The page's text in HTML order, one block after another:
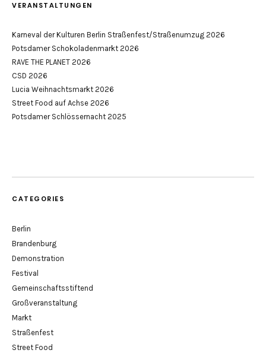
VERANSTALTUNGEN
Karneval der Kulturen Berlin Straßenfest/Straßenumzug 2026
Potsdamer Schokoladenmarkt 2026
RAVE THE PLANET 2026
CSD 2026
Lucia Weihnachtsmarkt 2026
Street Food auf Achse 2026
Potsdamer Schlössernacht 2025
CATEGORIES
Berlin
Brandenburg
Demonstration
Festival
Gemeinschaftsstiftend
Großveranstaltung
Markt
Straßenfest
Street Food